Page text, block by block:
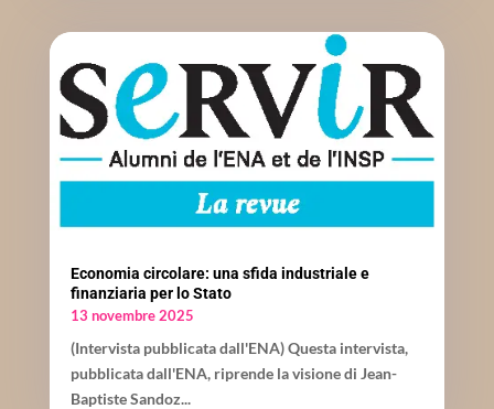
Economia circolare: una sfida industriale e
finanziaria per lo Stato
13 novembre 2025
(Intervista pubblicata dall'ENA) Questa intervista,
pubblicata dall'ENA, riprende la visione di Jean-
Baptiste Sandoz...